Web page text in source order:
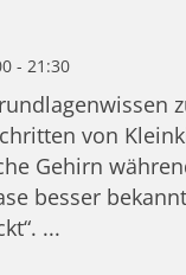
- 21:30
von
Gehirn
besser
...